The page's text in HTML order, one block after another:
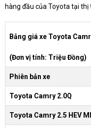
hàng đầu của Toyota tại thị
Bảng giá xe Toyota
(Đơn vị tính: Triệu Đồng)
Phiên bản xe
Toyota Camry 2.0Q
Toyota Camry 2.5 HEV